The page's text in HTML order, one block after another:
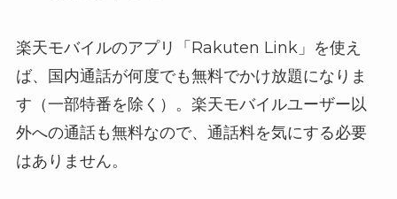
楽天モバイルのアプリ「Rakuten Link」を使え
ば、国内通話が何度でも無料でかけ放題になりま
す（一部特番を除く）。楽天モバイルユーザー以
外への通話も無料なので、通話料を気にする必要
はありません。